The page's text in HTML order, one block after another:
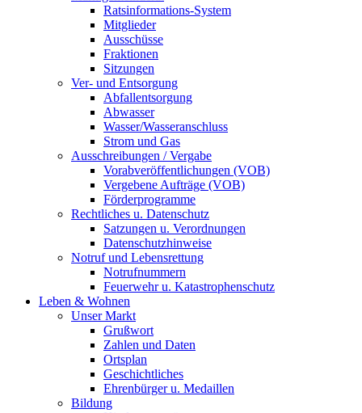
Ratsinformations-System
Mitglieder
Ausschüsse
Fraktionen
Sitzungen
Ver- und Entsorgung
Abfallentsorgung
Abwasser
Wasser/Wasseranschluss
Strom und Gas
Ausschreibungen / Vergabe
Vorabveröffentlichungen (VOB)
Vergebene Aufträge (VOB)
Förderprogramme
Rechtliches u. Datenschutz
Satzungen u. Verordnungen
Datenschutzhinweise
Notruf und Lebensrettung
Notrufnummern
Feuerwehr u. Katastrophenschutz
Leben & Wohnen
Unser Markt
Grußwort
Zahlen und Daten
Ortsplan
Geschichtliches
Ehrenbürger u. Medaillen
Bildung